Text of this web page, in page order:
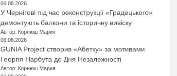
06.08.2026
У Чернігові під час реконструкції «Градецького»
демонтують балкони та історичну вивіску
Автор: Корнюш Мария
06.08.2026
GUNIA Project створив «Абетку» за мотивами
Георгія Нарбута до Дня Незалежності
Автор: Корнюш Мария